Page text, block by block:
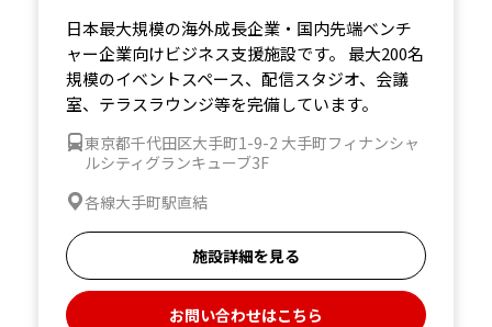
日本最大規模の海外成長企業・国内先端ベンチ
ャー企業向けビジネス支援施設です。 最大200名
規模のイベントスペース、配信スタジオ、会議
室、テラスラウンジ等を完備しています。
東京都千代田区大手町1-9-2 大手町フィナンシャ
ルシティグランキューブ3F
各線大手町駅直結
施設詳細を見る
お問い合わせはこちら